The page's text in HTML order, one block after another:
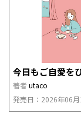
今日もご自愛を
著者 utaco
発売日：2026年06月